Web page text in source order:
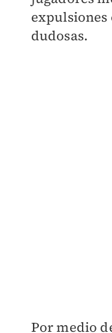
expulsiones
dudosas.
Por medio